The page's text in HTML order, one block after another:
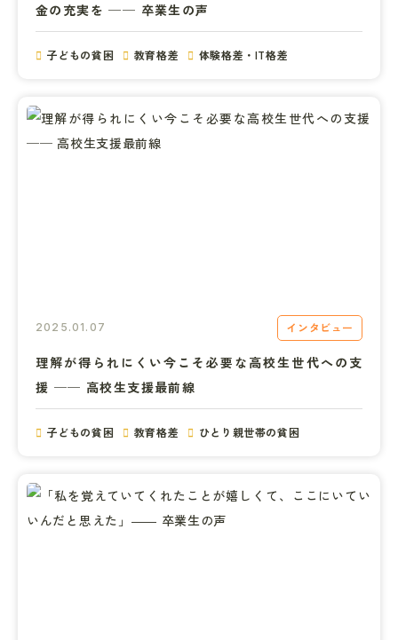
金の充実を ── 卒業生の声
子どもの貧困 教育格差 体験格差・IT格差
2025.01.07 インタビュー
理解が得られにくい今こそ必要な高校生世代への支
援 ── 高校生支援最前線
子どもの貧困 教育格差 ひとり親世帯の貧困